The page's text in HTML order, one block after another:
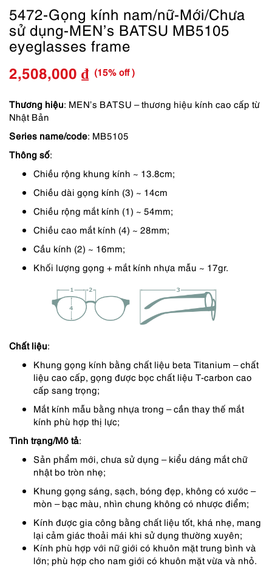
5472-Gọng kính nam/nữ-Mới/Chưa
sử dụng-MEN’s BATSU MB5105
eyeglasses frame
Giá
gốc
2,508,000 ₫
Giá
hiện
(15% off )
Thương hiệu: MEN’s BATSU – thương hiệu kính cao cấp từ
Nhật Bản
Series name/code: MB5105
Thông số:
Chiều rộng khung kính ~ 13.8cm;
Chiều dài gọng kính (3) ~ 14cm
Chiều rộng mắt kính (1) ~ 54mm;
Chiều cao mắt kính (4) ~ 28mm;
Cầu kính (2) ~ 16mm;
Khối lượng gọng + mắt kính nhựa mẫu ~ 17gr.
Chất liệu:
Khung gọng kính bằng chất liệu beta Titanium – chất
liệu cao cấp, gọng được bọc chất liệu T-carbon cao
cấp sang trọng;
Mắt kính mẫu bằng nhựa trong – cần thay thế mắt
kính phù hợp thị lực;
Tình trạng/Mô tả:
Sản phẩm mới, chưa sử dụng – kiểu dáng mắt chữ
nhật bo tròn nhẹ;
Khung gọng sáng, sạch, bóng đẹp, không có xước –
mòn – bạc màu, nhìn chung không có nhược điểm;
Kính được gia công bằng chất liệu tốt, khá nhẹ, mang
lại cảm giác thoải mái khi sử dụng thường xuyên;
Kính phù hợp với nữ giới có khuôn mặt trung bình và
lớn; phù hợp cho nam giới có khuôn mặt vừa và nhỏ.